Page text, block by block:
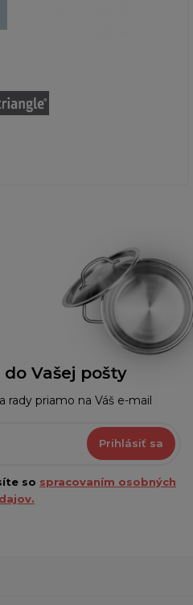
Vašej pošty
rady priamo na Váš e-mail
Prihlásiť sa
so spracovaním osobných